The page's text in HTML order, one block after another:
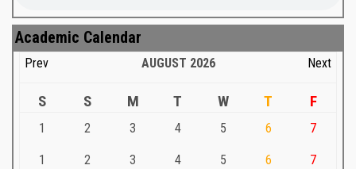
Academic Calendar
Prev AUGUST 2026 Next
S S M T W T F
1 2 3 4 5 6 7
1 2 3 4 5 6 7